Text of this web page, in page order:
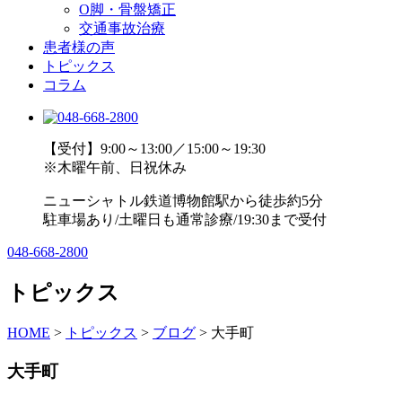
O脚・骨盤矯正
交通事故治療
患者様の声
トピックス
コラム
【受付】9:00～13:00／15:00～19:30
※木曜午前、日祝休み
ニューシャトル鉄道博物館駅から徒歩約5分
駐車場あり/土曜日も通常診療/19:30まで受付
048-668-2800
トピックス
HOME > トピックス > ブログ > 大手町
大手町